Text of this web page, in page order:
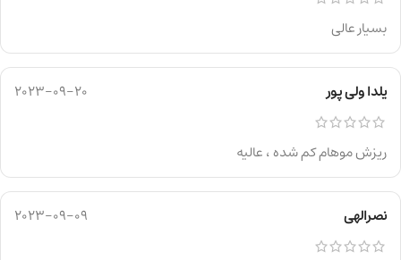
بسیار عالی
یلدا ولی پور 2023-09-20
ريزش موهام كم شده ، عاليه
نصرالهی 2023-09-09